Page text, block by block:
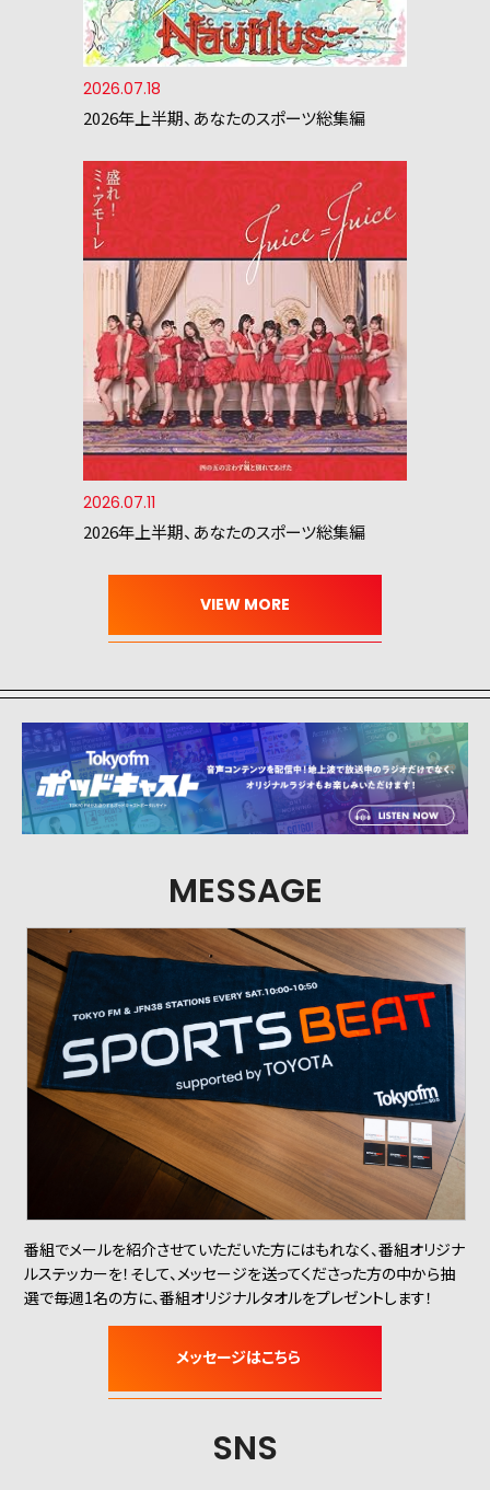
2026.07.18
2026年上半期、あなたのスポーツ総集編
2026.07.11
2026年上半期、あなたのスポーツ総集編
MESSAGE
番組でメールを紹介させていただいた方にはもれなく、番組オリジナ
ルステッカーを！そして、メッセージを送ってくださった方の中から抽
選で毎週1名の方に、番組オリジナルタオルをプレゼントします！
SNS